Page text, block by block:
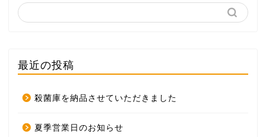
最近の投稿
殺菌庫を納品させていただきました
夏季営業日のお知らせ